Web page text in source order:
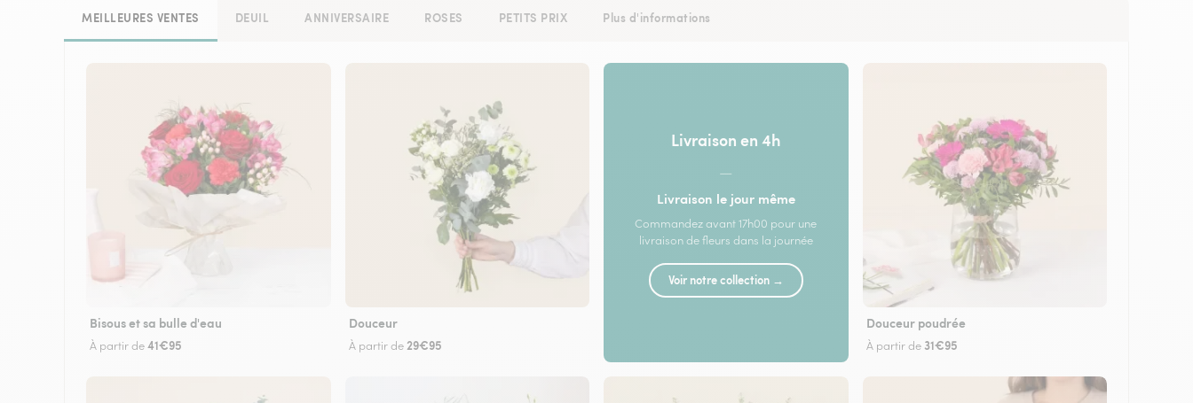
MEILLEURES VENTES DEUIL ANNIVERSAIRE ROSES PETITS PRIX Plus d'informations
Bisous et sa bulle d'eau
À partir de41€95
Douceur
À partir de 29€95
Livraison en 4h
—
Livraison le jour même
Commandez avant 17h00 pour une
livraison de fleurs dans la journée
Voir notre collection →
Douceur poudrée
À partir de 31€95